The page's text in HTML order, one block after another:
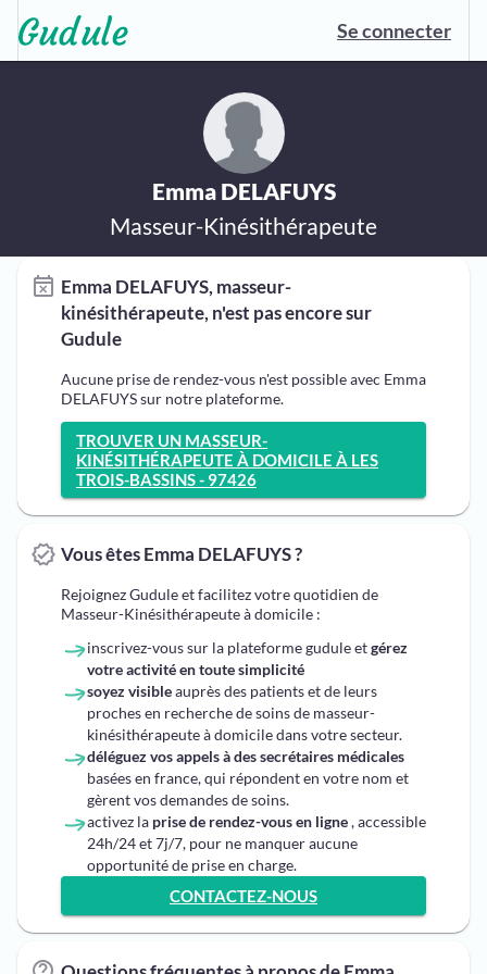
Se connecter
Emma DELAFUYS
Masseur-Kinésithérapeute
Emma DELAFUYS, masseur-
kinésithérapeute, n'est pas encore sur
Gudule
Aucune prise de rendez-vous n'est possible avec Emma
DELAFUYS sur notre plateforme.
TROUVER UN MASSEUR-
KINÉSITHÉRAPEUTE À DOMICILE À LES
TROIS-BASSINS - 97426
Vous êtes Emma DELAFUYS ?
Rejoignez Gudule et facilitez votre quotidien de
Masseur-Kinésithérapeute à domicile :
inscrivez-vous sur la plateforme gudule etgérez
votre activité en toute simplicité
soyez visibleauprès des patients et de leurs
proches en recherche de soins de masseur-
kinésithérapeute à domicile dans votre secteur.
déléguez vos appels à des secrétaires médicales
basées en france, qui répondent en votre nom et
gèrent vos demandes de soins.
activez la prise de rendez-vous en ligne, accessible
24h/24 et 7j/7, pour ne manquer aucune
opportunité de prise en charge.
CONTACTEZ-NOUS